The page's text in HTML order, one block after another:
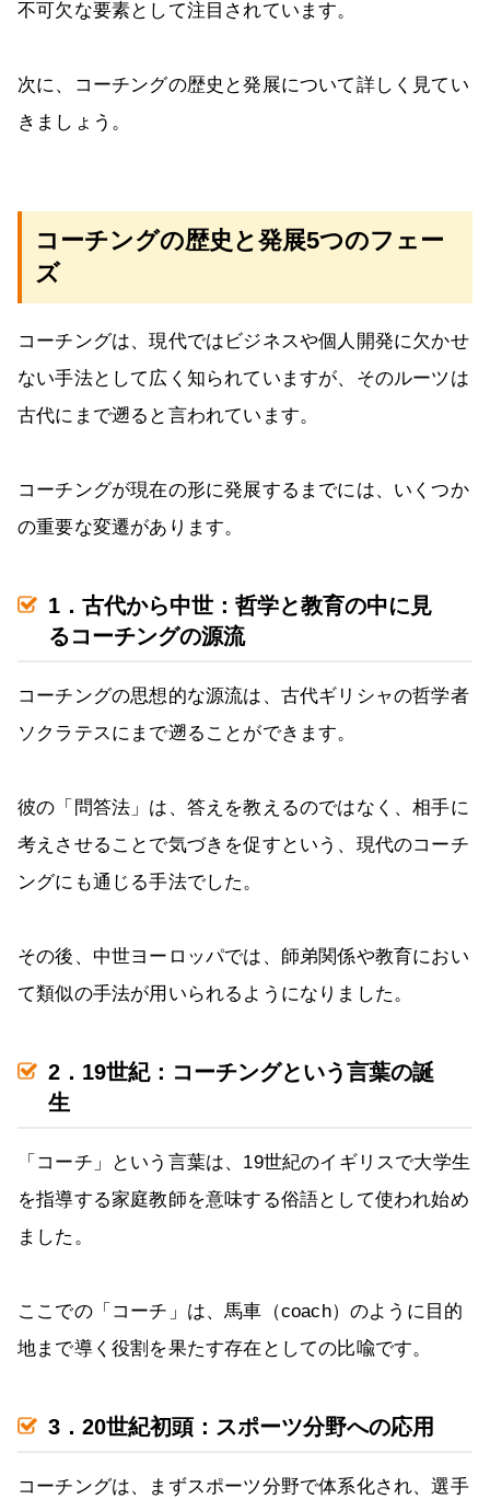
不可欠な要素として注目されています。
次に、コーチングの歴史と発展について詳しく見てい
きましょう。
コーチングの歴史と発展5つのフェー
ズ
コーチングは、現代ではビジネスや個人開発に欠かせ
ない手法として広く知られていますが、そのルーツは
古代にまで遡ると言われています。
コーチングが現在の形に発展するまでには、いくつか
の重要な変遷があります。
1．古代から中世：哲学と教育の中に見
るコーチングの源流
コーチングの思想的な源流は、古代ギリシャの哲学者
ソクラテスにまで遡ることができます。
彼の「問答法」は、答えを教えるのではなく、相手に
考えさせることで気づきを促すという、現代のコーチ
ングにも通じる手法でした。
その後、中世ヨーロッパでは、師弟関係や教育におい
て類似の手法が用いられるようになりました。
2．19世紀：コーチングという言葉の誕
生
「コーチ」という言葉は、19世紀のイギリスで大学生
を指導する家庭教師を意味する俗語として使われ始め
ました。
ここでの「コーチ」は、馬車（coach）のように目的
地まで導く役割を果たす存在としての比喩です。
3．20世紀初頭：スポーツ分野への応用
コーチングは、まずスポーツ分野で体系化され、選手